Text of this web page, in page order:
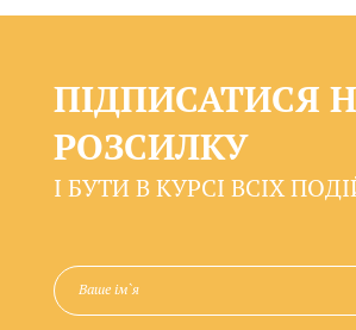
ПІДПИСАТИСЯ
РОЗСИЛКУ
І БУТИ В КУРСІ ВСІХ